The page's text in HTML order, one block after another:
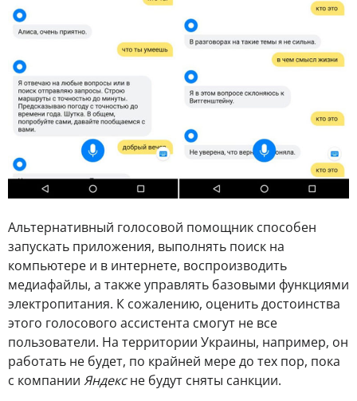
Альтернативный голосовой помощник способен
запускать приложения, выполнять поиск на
компьютере и в интернете, воспроизводить
медиафайлы, а также управлять базовыми функциями
электропитания. К сожалению, оценить достоинства
этого голосового ассистента смогут не все
пользователи. На территории Украины, например, он
работать не будет, по крайней мере до тех пор, пока
с компании Яндексне будут сняты санкции.